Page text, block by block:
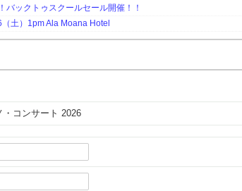
バックトゥスクールセール開催！！
土）1pm Ala Moana Hotel
コンサート 2026